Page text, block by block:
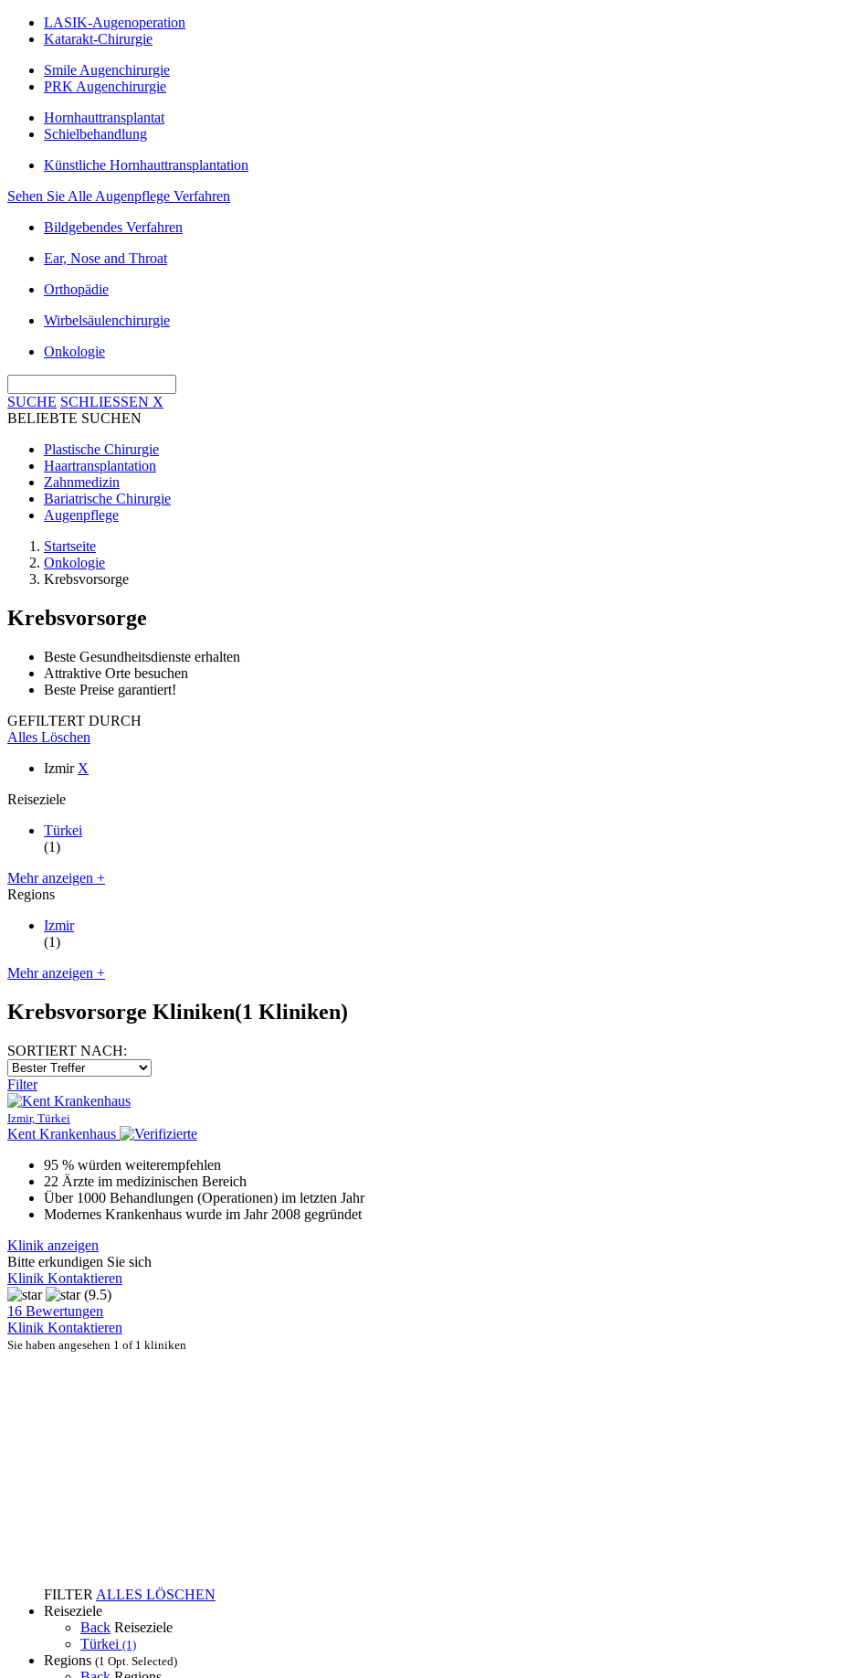
LASIK-Augenoperation
Katarakt-Chirurgie
Smile Augenchirurgie
PRK Augenchirurgie
Hornhauttransplantat
Schielbehandlung
Künstliche Hornhauttransplantation
Sehen Sie Alle Augenpflege Verfahren
Bildgebendes Verfahren
Ear, Nose and Throat
Orthopädie
Wirbelsäulenchirurgie
Onkologie
SUCHE SCHLIESSEN X
BELIEBTE SUCHEN
Plastische Chirurgie
Haartransplantation
Zahnmedizin
Bariatrische Chirurgie
Augenpflege
Startseite
Onkologie
Krebsvorsorge
Krebsvorsorge
Beste Gesundheitsdienste erhalten
Attraktive Orte besuchen
Beste Preise garantiert!
GEFILTERT DURCH
Alles Löschen
Izmir X
Reiseziele
Türkei
(1)
Mehr anzeigen +
Regions
Izmir
(1)
Mehr anzeigen +
Krebsvorsorge Kliniken(1 Kliniken)
SORTIERT NACH:
Filter
Izmir, Türkei
Kent Krankenhaus
95 % würden weiterempfehlen
22 Ärzte im medizinischen Bereich
Über 1000 Behandlungen (Operationen) im letzten Jahr
Modernes Krankenhaus wurde im Jahr 2008 gegründet
Klinik anzeigen
Bitte erkundigen Sie sich
Klinik Kontaktieren
(9.5)
16 Bewertungen
Klinik Kontaktieren
Sie haben angesehen 1 of 1 kliniken
FILTER ALLES LÖSCHEN
Reiseziele
Back Reiseziele
Türkei (1)
Regions (1 Opt. Selected)